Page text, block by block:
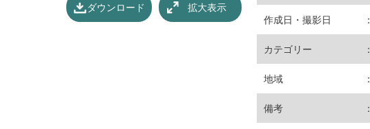
拡大表示
ダウンロード
作成日・撮影日 ：
カテゴリー ：
地域 ：
備考 ：